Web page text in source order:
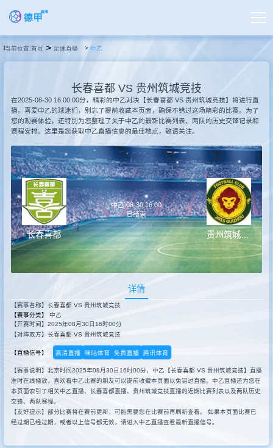
德甲直播
足球直播
篮球直播
德甲录像
德甲新闻
当前位置:首页 > 足球直播 中乙
长春喜都 VS 贵州筑城竞技
在2025-08-30 16:00:00分，精彩的中乙对决【长春喜都 VS 贵州筑城竞技】将进行直
播。喜爱中乙的球迷们，别忘了提前收藏本页面，确保不错过这场精彩的比赛。为了
您的观赛体验，还特别为您整理了关于中乙的最新比赛列表、两队的历史交锋记录和
赛程安排。这里是您获取中乙直播信息的最佳地点，敬请关注。
长春喜都
中乙 08-30 16:00
已结束
详情
【赛事名称】长春喜都 VS 贵州筑城竞技
【赛事分类】 中乙
【开赛时间】2025年08月30日16时00分
【对阵双方】长春喜都 VS 贵州筑城竞技
【直播信号】 高清直播 咪咕体育 免费直播 腾讯体育
【赛事说明】北京时间2025年08月30日16时00分，中乙【长春喜都 VS 贵州筑城竞技】直播
准时在线播放，喜欢看中乙比赛的朋友可以提前收藏本页面以免错过直播。中乙直播还为您在
本页面索引了相关中乙直播、长春喜都直播、贵州筑城竞技直播的近期比赛列表以及两队历史
交锋、两队赛程。
【友好提示】部分比赛将在赛前更新，可能需要您在比赛前再刷新查看。 如果本页面比赛已
经过期已经过期，或者以上信号都无效，请进入中乙直播查看最新直播信号。